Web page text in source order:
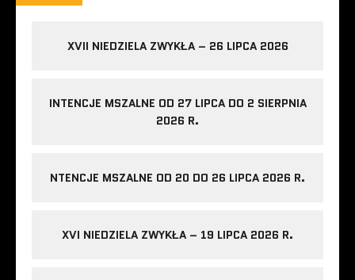
XVII NIEDZIELA ZWYKŁA – 26 LIPCA 2026
INTENCJE MSZALNE OD 27 LIPCA DO 2 SIERPNIA
2026 R.
NTENCJE MSZALNE OD 20 DO 26 LIPCA 2026 R.
XVI NIEDZIELA ZWYKŁA – 19 LIPCA 2026 R.